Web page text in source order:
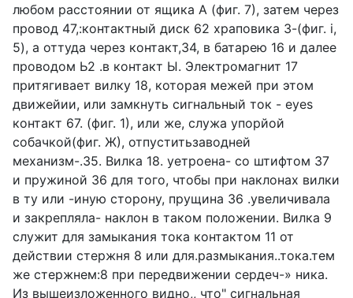
любом расстоянии от ящика А (фиг. 7), затем через
провод 47,:контактный диск 62 храповика 3-(фиг. i,
5), а оттуда через контакт,34, в батарею 16 и далее
проводом Ь2 .в контакт Ы. Электромагнит 17
притягивает вилку 18, которая межей при этом
движейии, или замкнуть сигнальный ток - eyes
контакт 67. (фиг. 1), или же, служа упорйой
собачкой(фиг. Ж), отпуститьзаводней
механизм-.35. Вилка 18. уетроена- со штифтом 37
и пружиной 36 для того, чтобы при наклонах вилки
в ту или -иную сторону, прущина 36 .увеличивала
и закрепляла- наклон в таком положении. Вилка 9
служит для замыкания тока контактом 11 от
действии стержня 8 или для.размыкания..тока.тем
же стержнем:8 при передвижении сердеч-» ника.
Из вышеизложенного видно,, что" сигнальная